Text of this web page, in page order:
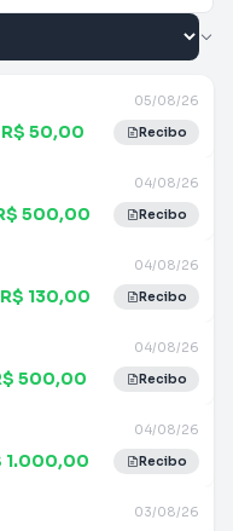
05/08/26
R$ 50,00 Recibo
04/08/26
500,00 Recibo
04/08/26
R$ 130,00 Recibo
04/08/26
500,00 Recibo
04/08/26
1.000,00 Recibo
03/08/26